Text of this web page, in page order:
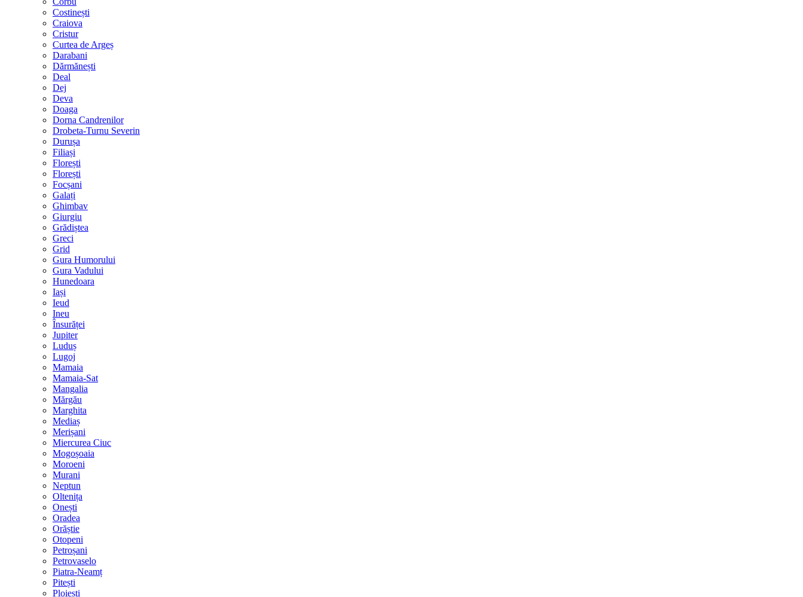
Costinești
Craiova
Cristur
Curtea de Argeș
Darabani
Dărmănești
Deal
Dej
Deva
Doaga
Dorna Candrenilor
Drobeta-Turnu Severin
Durușa
Filiași
Florești
Florești
Focșani
Galați
Ghimbav
Giurgiu
Grădiștea
Greci
Grid
Gura Humorului
Gura Vadului
Hunedoara
Iași
Ieud
Ineu
Însurăței
Jupiter
Luduș
Lugoj
Mamaia
Mamaia-Sat
Mangalia
Mărgău
Marghita
Mediaș
Merișani
Miercurea Ciuc
Mogoșoaia
Moroeni
Murani
Neptun
Oltenița
Onești
Oradea
Orăștie
Otopeni
Petroșani
Petrovaselo
Piatra-Neamț
Pitești
Ploiești